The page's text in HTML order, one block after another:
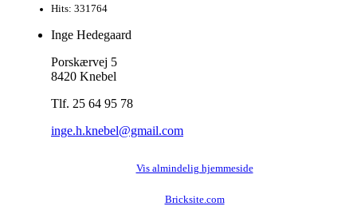
Hits: 331764
Inge Hedegaard
Porskærvej 5
8420 Knebel
Tlf. 25 64 95 78
inge.h.knebel@gmail.com
Vis almindelig hjemmeside
Bricksite.com